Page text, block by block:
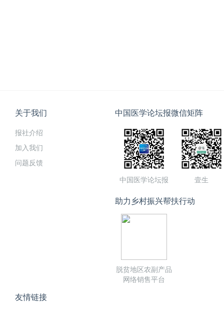
关于我们
报社介绍
加入我们
问题反馈
中国医学论坛报微信矩阵
中国医学论坛报 壹生
助力乡村振兴帮扶行动
脱贫地区农副产品
网络销售平台
友情链接